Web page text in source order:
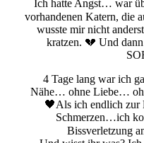
Ich hatte Angst… war
vorhandenen Katern, die
wusste mir nicht
kratzen. 💔 Und
4 Tage lang war ich
Nähe… ohne Liebe…
🖤Als ich endlich zur
Schmerzen…ich
Bissverletzung